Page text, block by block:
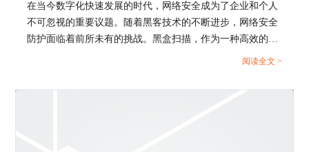
4、移动应用程序
现在移动应用程序已经成为了企业开展业务的重要
行扫描，并发现其中存在的漏洞。这些漏洞包括未
在当今数字化快速发展的时代，网络安全成为了企业和个人
不可忽视的重要议题。随着黑客技术的不断进步，网络安全
防护面临着前所未有的挑战。黑盒扫描，作为一种高效的安
全测试方法，能够帮助我们识别和修复潜在的安全漏洞，保
识，从它能发现的漏洞类型，到市面上常见的黑盒扫描工
阅读全文 >